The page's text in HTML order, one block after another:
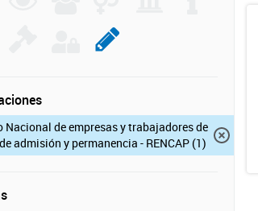
Nacional de empresas y trabajadores de
admisión y permanencia - RENCAP (1)